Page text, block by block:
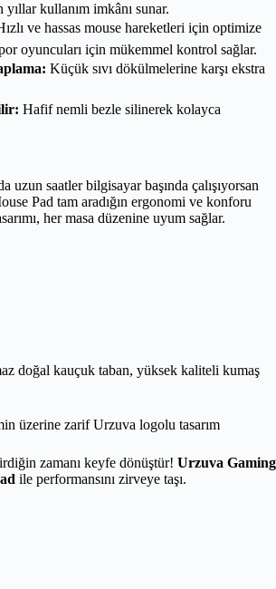
kullanım imkânı sunar.
ve hassas mouse hareketleri için optimize
oyuncuları için mükemmel kontrol sağlar.
Küçük sıvı dökülmelerine karşı ekstra
Hafif nemli bezle silinerek kolayca
uzun saatler bilgisayar başında çalışıyorsan
Pad tam aradığın ergonomi ve konforu
her masa düzenine uyum sağlar.
doğal kauçuk taban, yüksek kaliteli kumaş
üzerine zarif Urzuva logolu tasarım
zamanı keyfe dönüştür! Urzuva Gaming
ile performansını zirveye taşı.